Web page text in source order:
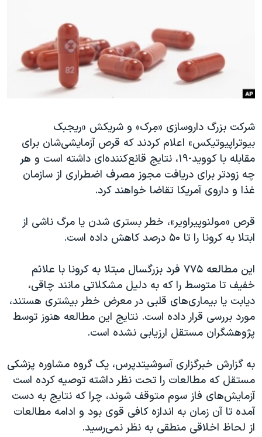
حقوق شهروندی
اقتصادی
علم و فناوری
گالری عکس
آرشیو پخش زنده
انتخابات ریاست جمهوری آمریکا ۲۰۲۴
حمله جمهوری اسلامی به اسرائیل
اعتراضات زن، زندگی، آزادی
مجموعه مستندهای دادخواهی
تریبونال مردمی آبان ۹۸
دادگاه حمید نوری
قانون شفافیت دارائی کادر رهبری ایران
اسرائیل در جنگ
نرگس محمدی برنده جایزه نوبل صلح
همایش محافظه‌کاران آمریکا «سی‌پک»
صفحه‌های ویژه
سفر پرزیدنت ترامپ به چین
شرکت بزرگ داروسازی «مِرک» و شریکش «ریجبک
بیوتراپیوتیکس» اعلام کردند که قرص آزمایشی‌شان برای
مقابله با کووید-۱۹، نتایج قانع‌کننده‌ای داشته است و هر
چه زودتر برای دریافت مجوز مصرف اضطراری از سازمان
غذا و داروی آمریکا تقاضا خواهند کرد.
قرص «مولنوپیراویر»، خطر بستری شدن یا مرگ ناشی از
ابتلا به کرونا را تا ۵۰ درصد کاهش داده است.
این مطالعه ۷۷۵ فرد بزرگسال مبتلا به کرونا با علائم
خفیف تا متوسط را که به دلیل مشکلاتی مانند چاقی،
دیابت یا بیماری‌های قلبی در معرض خطر بیشتری هستند،
مورد بررسی قرار داده است. نتایج این مطالعه هنوز توسط
پژوهشگران مستقل ارزیابی نشده است.
به گزارش خبرگزاری آسوشیتدپرس، یک گروه مشاوره پزشکی
مستقل که مطالعات را تحت نظر داشته توصیه کرده است
آزمایش‌های فاز سوم متوقف شوند، چرا که نتایج به دست
آمده تا آن زمان به اندازه کافی قوی بود و ادامه مطالعات
از لحاظ اخلاقی منطقی به نظر نمی‌رسید.